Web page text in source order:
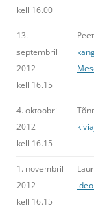
kell 16.00
13.
septembril
2012
kell 16.15
4. oktoobril
2012
kell 16.15
1. novembril
2012
kell 16.15